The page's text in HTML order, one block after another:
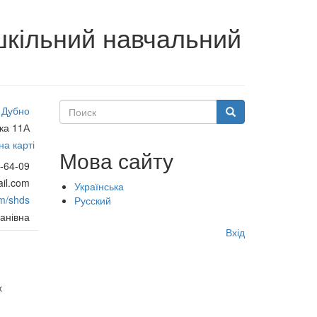
навчальний
Дубно
11А
карті
64-09
shds
Поиск Поиск
Мова сайту
Українська
Русский
Вхід